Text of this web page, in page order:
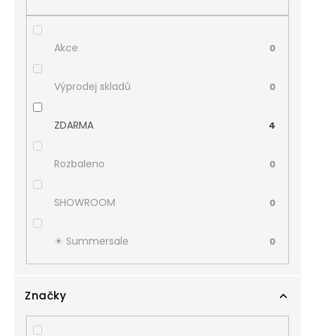
Akce 0
Výprodej skladů 0
ZDARMA 4
Rozbaleno 0
SHOWROOM 0
☀︎ Summersale 0
Značky